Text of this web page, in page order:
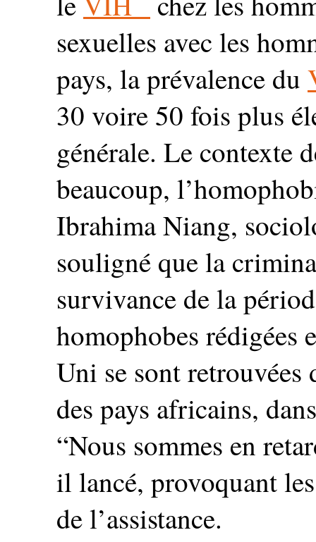
sexuelles avec les
pays, la prévalence du
30 voire 50 fois plus
générale. Le contexte
beaucoup,
Ibrahima Niang,
souligné que la
survivance de la
homophobes rédigées
Uni se sont retrouvées
des pays africains,
“Nous sommes en
il lancé, provoquant
de l’assistance.